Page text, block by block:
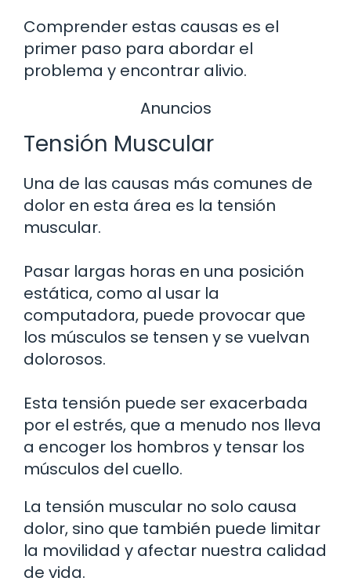
Comprender estas causas es el
primer paso para abordar el
problema y encontrar alivio.
Anuncios
Tensión Muscular
Una de las causas más comunes de
dolor en esta área es la tensión
muscular.
Pasar largas horas en una posición
estática, como al usar la
computadora, puede provocar que
los músculos se tensen y se vuelvan
dolorosos.
Esta tensión puede ser exacerbada
por el estrés, que a menudo nos lleva
a encoger los hombros y tensar los
músculos del cuello.
La tensión muscular no solo causa
dolor, sino que también puede limitar
la movilidad y afectar nuestra calidad
de vida.